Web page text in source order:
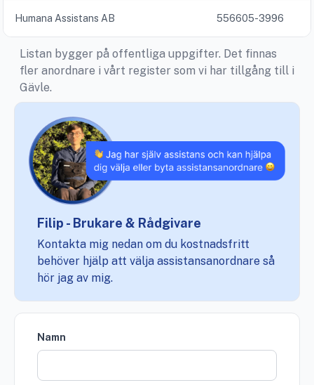
Humana Assistans AB 556605-3996
Listan bygger på offentliga uppgifter. Det finnas
fler anordnare i vårt register som vi har tillgång till i
Gävle.
Filip - Brukare & Rådgivare
Kontakta mig nedan om du kostnadsfritt
behöver hjälp att välja assistansanordnare så
hör jag av mig.
Namn